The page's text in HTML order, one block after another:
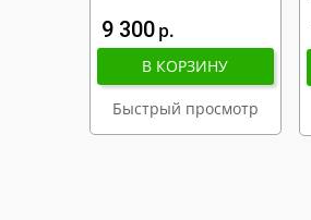
9 300р
В КОРЗИНУ
Быстрый просмотр